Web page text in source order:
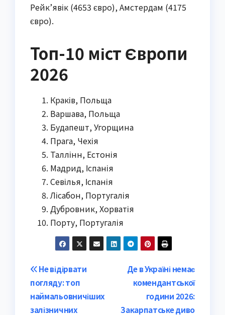
Рейк’явік (4653 євро), Амстердам (4175
євро).
Топ-10 міст Європи
2026
Краків, Польща
Варшава, Польща
Будапешт, Угорщина
Прага, Чехія
Таллінн, Естонія
Мадрид, Іспанія
Севілья, Іспанія
Лісабон, Португалія
Дубровник, Хорватія
Порту, Португалія
Post
navigation
Де в Україні немає
комендантської
години 2026:
Закарпатське диво
Не відірвати
погляду: топ
наймальовничіших
залізничних